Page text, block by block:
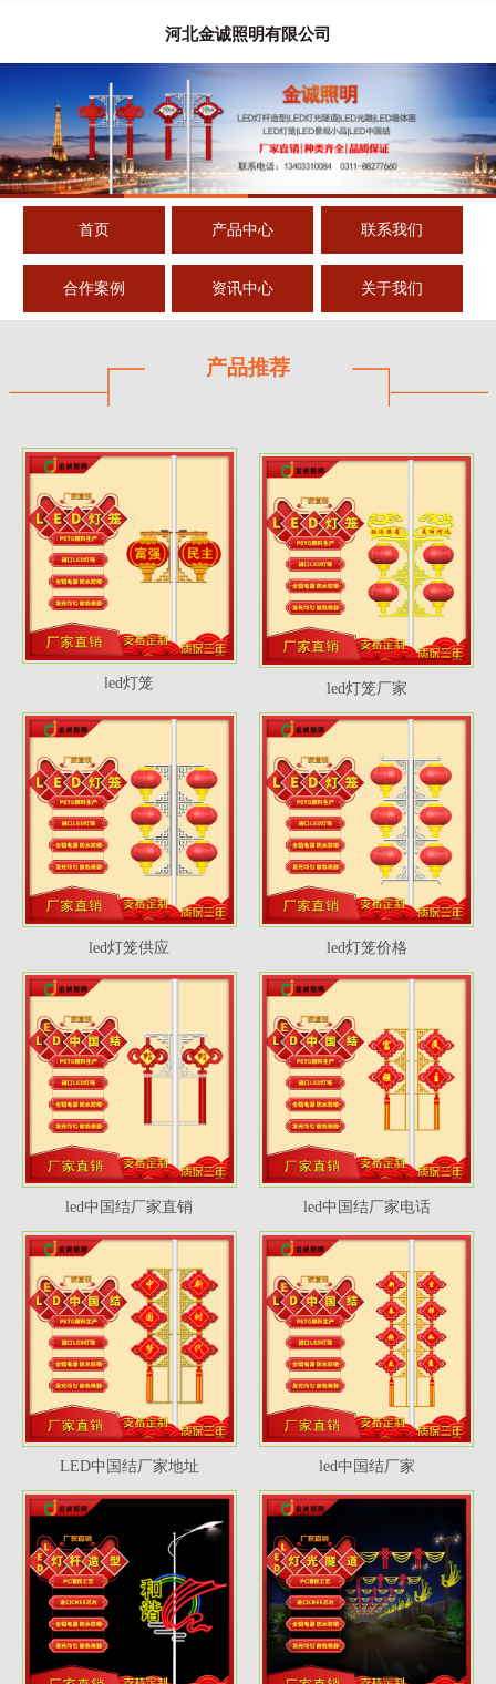
河北金诚照明有限公司
首页 产品中心 联系我们
合作案例 资讯中心 关于我们
产品推荐
led灯笼 led灯笼厂家
led灯笼供应 led灯笼价格
led中国结厂家直销 led中国结厂家电话
LED中国结厂家地址 led中国结厂家